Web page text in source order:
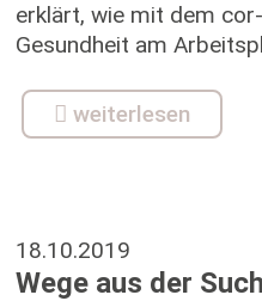
erklärt, wie mit dem
Gesundheit am
weiterlesen
18.10.2019
Wege aus der